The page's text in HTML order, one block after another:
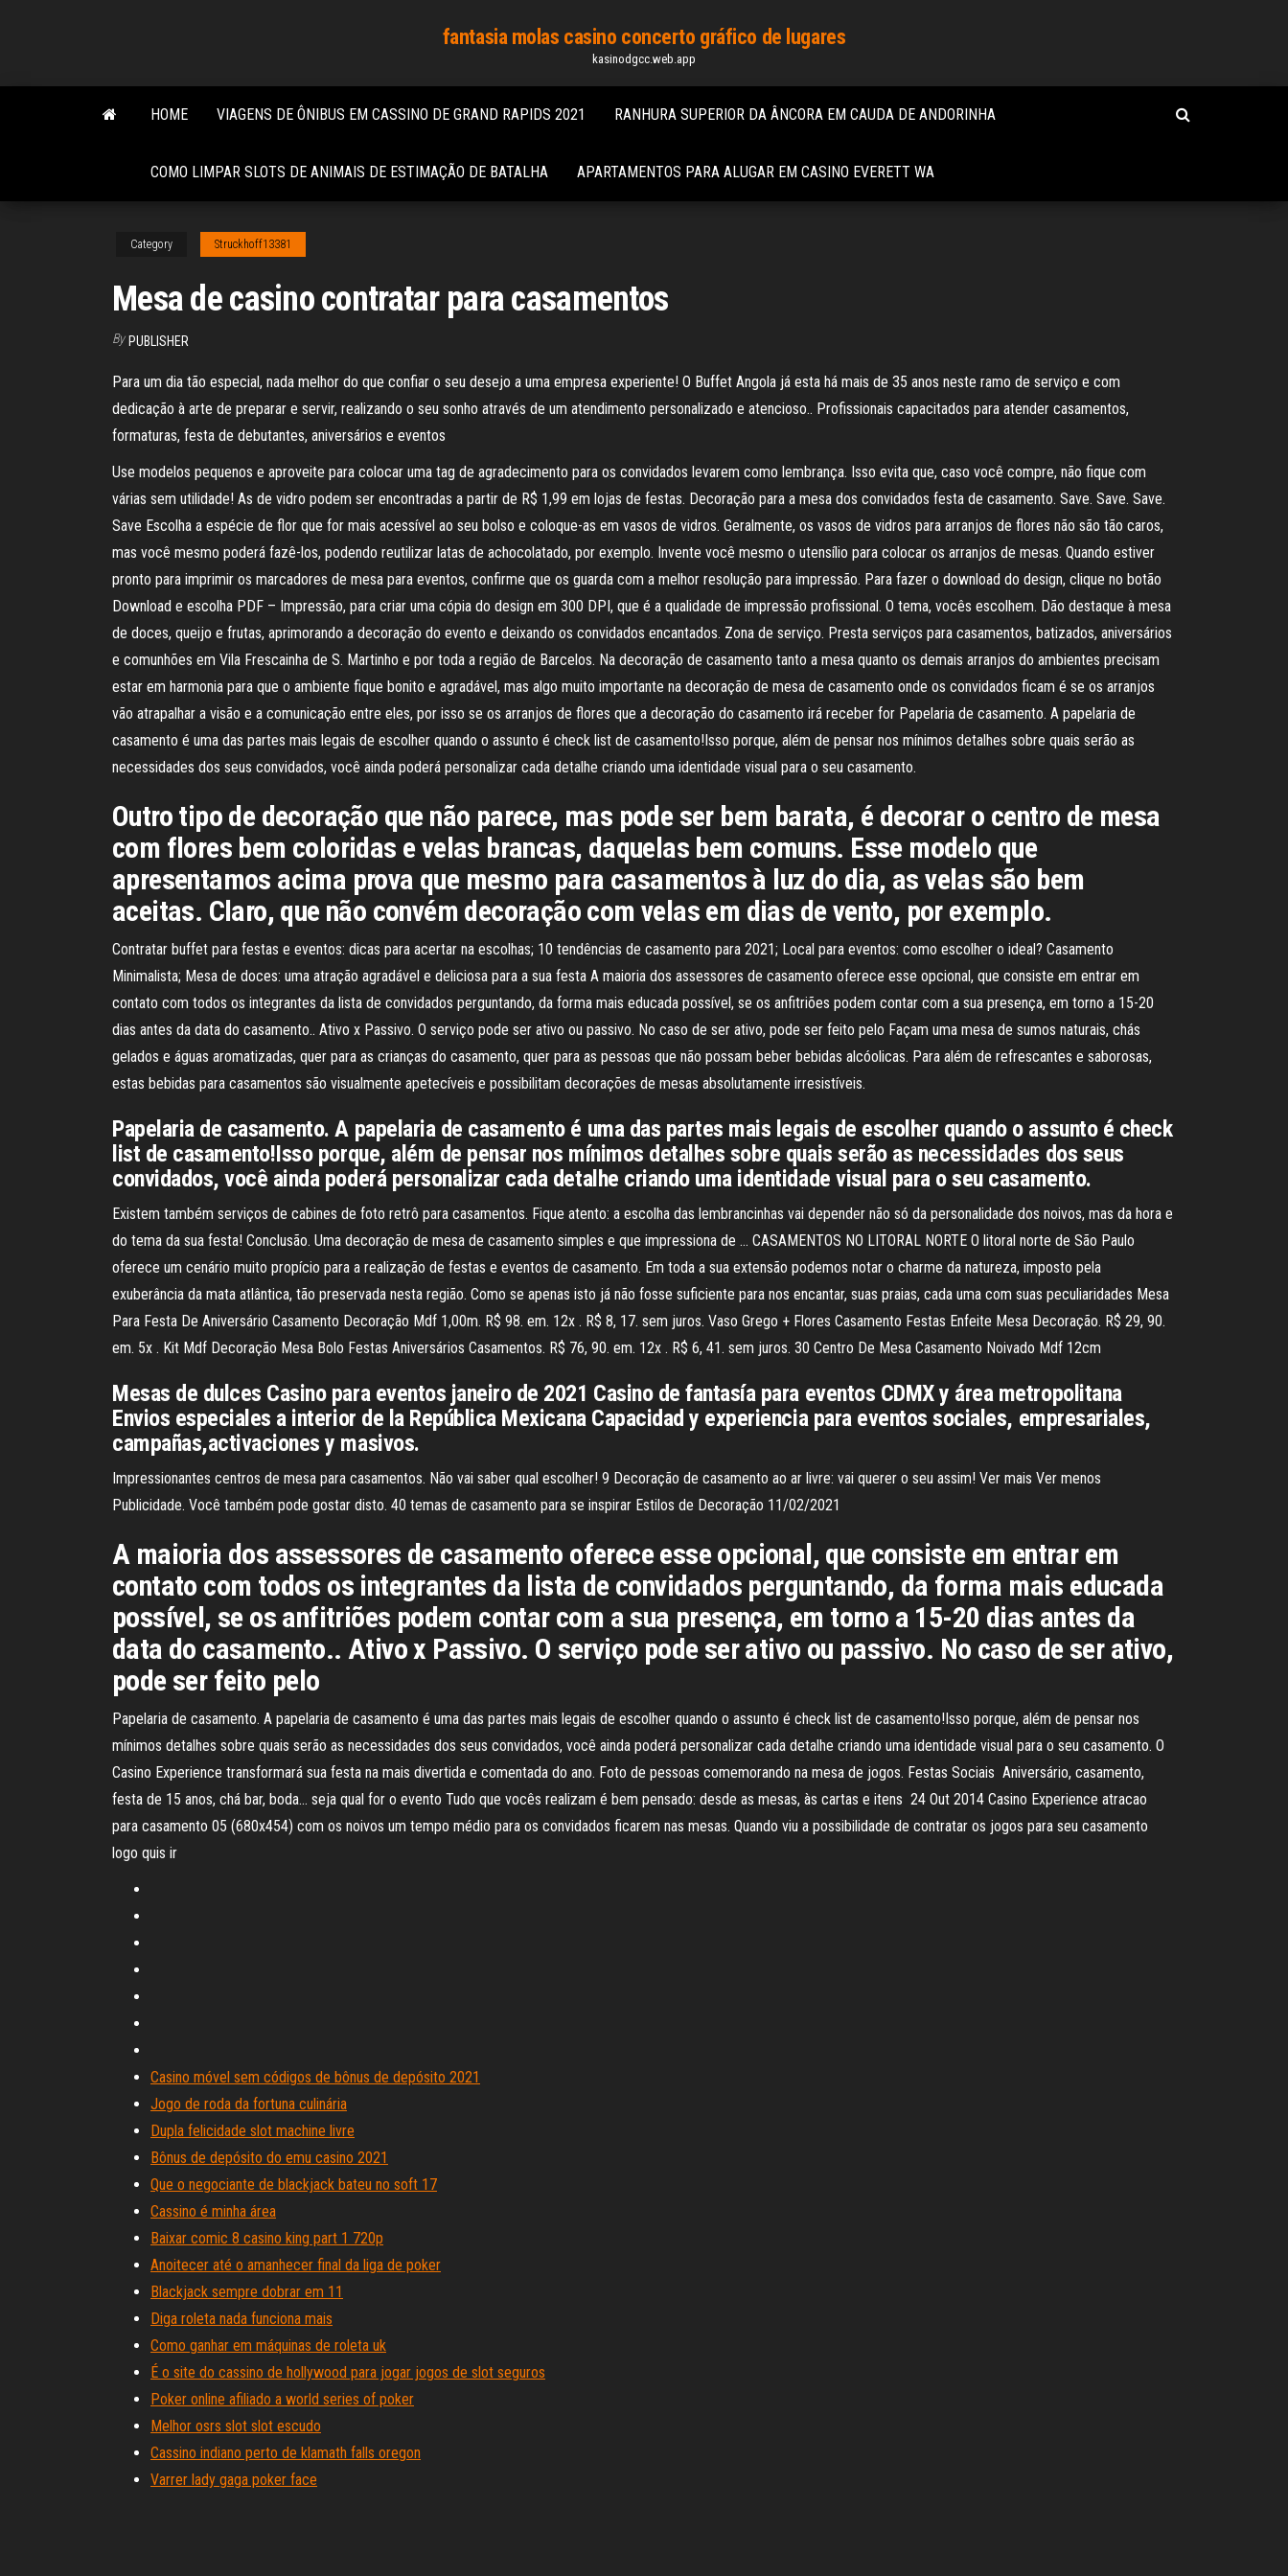
content
fantasia molas casino concerto gráfico de lugares
kasinodgcc.web.app
HOME VIAGENS DE ÔNIBUS EM CASSINO DE GRAND RAPIDS 2021 RANHURA SUPERIOR DA ÂNCORA EM CAUDA DE ANDORINHA
COMO LIMPAR SLOTS DE ANIMAIS DE ESTIMAÇÃO DE BATALHA APARTAMENTOS PARA ALUGAR EM CASINO EVERETT WA
Category Struckhoff13381
Mesa de casino contratar para casamentos
By PUBLISHER
Para um dia tão especial, nada melhor do que confiar o seu desejo a uma empresa experiente! O Buffet Angola já esta há mais de 35 anos neste ramo de serviço e com
dedicação à arte de preparar e servir, realizando o seu sonho através de um atendimento personalizado e atencioso.. Profissionais capacitados para atender casamentos,
formaturas, festa de debutantes, aniversários e eventos
Use modelos pequenos e aproveite para colocar uma tag de agradecimento para os convidados levarem como lembrança. Isso evita que, caso você compre, não fique com
várias sem utilidade! As de vidro podem ser encontradas a partir de R$ 1,99 em lojas de festas. Decoração para a mesa dos convidados festa de casamento. Save. Save. Save.
Save Escolha a espécie de flor que for mais acessível ao seu bolso e coloque-as em vasos de vidros. Geralmente, os vasos de vidros para arranjos de flores não são tão caros,
mas você mesmo poderá fazê-los, podendo reutilizar latas de achocolatado, por exemplo. Invente você mesmo o utensílio para colocar os arranjos de mesas. Quando estiver
pronto para imprimir os marcadores de mesa para eventos, confirme que os guarda com a melhor resolução para impressão. Para fazer o download do design, clique no botão
Download e escolha PDF – Impressão, para criar uma cópia do design em 300 DPI, que é a qualidade de impressão profissional. O tema, vocês escolhem. Dão destaque à mesa
de doces, queijo e frutas, aprimorando a decoração do evento e deixando os convidados encantados. Zona de serviço. Presta serviços para casamentos, batizados, aniversários
e comunhões em Vila Frescainha de S. Martinho e por toda a região de Barcelos. Na decoração de casamento tanto a mesa quanto os demais arranjos do ambientes precisam
estar em harmonia para que o ambiente fique bonito e agradável, mas algo muito importante na decoração de mesa de casamento onde os convidados ficam é se os arranjos
vão atrapalhar a visão e a comunicação entre eles, por isso se os arranjos de flores que a decoração do casamento irá receber for Papelaria de casamento. A papelaria de
casamento é uma das partes mais legais de escolher quando o assunto é check list de casamento!Isso porque, além de pensar nos mínimos detalhes sobre quais serão as
necessidades dos seus convidados, você ainda poderá personalizar cada detalhe criando uma identidade visual para o seu casamento.
Outro tipo de decoração que não parece, mas pode ser bem barata, é decorar o centro de mesa
com flores bem coloridas e velas brancas, daquelas bem comuns. Esse modelo que
apresentamos acima prova que mesmo para casamentos à luz do dia, as velas são bem
aceitas. Claro, que não convém decoração com velas em dias de vento, por exemplo.
Contratar buffet para festas e eventos: dicas para acertar na escolhas; 10 tendências de casamento para 2021; Local para eventos: como escolher o ideal? Casamento
Minimalista; Mesa de doces: uma atração agradável e deliciosa para a sua festa A maioria dos assessores de casamento oferece esse opcional, que consiste em entrar em
contato com todos os integrantes da lista de convidados perguntando, da forma mais educada possível, se os anfitriões podem contar com a sua presença, em torno a 15-20
dias antes da data do casamento.. Ativo x Passivo. O serviço pode ser ativo ou passivo. No caso de ser ativo, pode ser feito pelo Façam uma mesa de sumos naturais, chás
gelados e águas aromatizadas, quer para as crianças do casamento, quer para as pessoas que não possam beber bebidas alcóolicas. Para além de refrescantes e saborosas,
estas bebidas para casamentos são visualmente apetecíveis e possibilitam decorações de mesas absolutamente irresistíveis.
Papelaria de casamento. A papelaria de casamento é uma das partes mais legais de escolher quando o assunto é check
list de casamento!Isso porque, além de pensar nos mínimos detalhes sobre quais serão as necessidades dos seus
convidados, você ainda poderá personalizar cada detalhe criando uma identidade visual para o seu casamento.
Existem também serviços de cabines de foto retrô para casamentos. Fique atento: a escolha das lembrancinhas vai depender não só da personalidade dos noivos, mas da hora e
do tema da sua festa! Conclusão. Uma decoração de mesa de casamento simples e que impressiona de … CASAMENTOS NO LITORAL NORTE O litoral norte de São Paulo
oferece um cenário muito propício para a realização de festas e eventos de casamento. Em toda a sua extensão podemos notar o charme da natureza, imposto pela
exuberância da mata atlântica, tão preservada nesta região. Como se apenas isto já não fosse suficiente para nos encantar, suas praias, cada uma com suas peculiaridades Mesa
Para Festa De Aniversário Casamento Decoração Mdf 1,00m. R$ 98. em. 12x . R$ 8, 17. sem juros. Vaso Grego + Flores Casamento Festas Enfeite Mesa Decoração. R$ 29, 90.
em. 5x . Kit Mdf Decoração Mesa Bolo Festas Aniversários Casamentos. R$ 76, 90. em. 12x . R$ 6, 41. sem juros. 30 Centro De Mesa Casamento Noivado Mdf 12cm
Mesas de dulces Casino para eventos janeiro de 2021 Casino de fantasía para eventos CDMX y área metropolitana
Envios especiales a interior de la República Mexicana Capacidad y experiencia para eventos sociales, empresariales,
campañas,activaciones y masivos.
Impressionantes centros de mesa para casamentos. Não vai saber qual escolher! 9 Decoração de casamento ao ar livre: vai querer o seu assim! Ver mais Ver menos
Publicidade. Você também pode gostar disto. 40 temas de casamento para se inspirar Estilos de Decoração 11/02/2021
A maioria dos assessores de casamento oferece esse opcional, que consiste em entrar em
contato com todos os integrantes da lista de convidados perguntando, da forma mais educada
possível, se os anfitriões podem contar com a sua presença, em torno a 15-20 dias antes da
data do casamento.. Ativo x Passivo. O serviço pode ser ativo ou passivo. No caso de ser ativo,
pode ser feito pelo
Papelaria de casamento. A papelaria de casamento é uma das partes mais legais de escolher quando o assunto é check list de casamento!Isso porque, além de pensar nos
mínimos detalhes sobre quais serão as necessidades dos seus convidados, você ainda poderá personalizar cada detalhe criando uma identidade visual para o seu casamento. O
Casino Experience transformará sua festa na mais divertida e comentada do ano. Foto de pessoas comemorando na mesa de jogos. Festas Sociais Aniversário, casamento,
festa de 15 anos, chá bar, boda… seja qual for o evento Tudo que vocês realizam é bem pensado: desde as mesas, às cartas e itens 24 Out 2014 Casino Experience atracao
para casamento 05 (680x454) com os noivos um tempo médio para os convidados ficarem nas mesas. Quando viu a possibilidade de contratar os jogos para seu casamento
logo quis ir
Casino móvel sem códigos de bônus de depósito 2021
Jogo de roda da fortuna culinária
Dupla felicidade slot machine livre
Bônus de depósito do emu casino 2021
Que o negociante de blackjack bateu no soft 17
Cassino é minha área
Baixar comic 8 casino king part 1 720p
Anoitecer até o amanhecer final da liga de poker
Blackjack sempre dobrar em 11
Diga roleta nada funciona mais
Como ganhar em máquinas de roleta uk
É o site do cassino de hollywood para jogar jogos de slot seguros
Poker online afiliado a world series of poker
Melhor osrs slot slot escudo
Cassino indiano perto de klamath falls oregon
Varrer lady gaga poker face